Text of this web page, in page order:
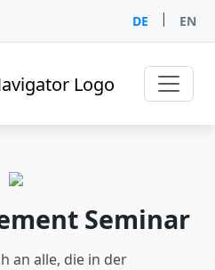
DE | EN
Seminar
an alle, die in der